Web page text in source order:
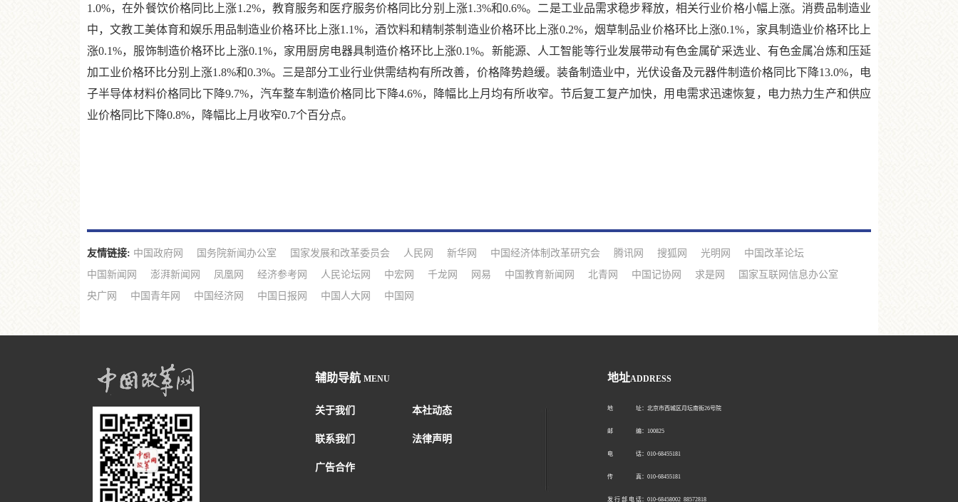
1.0%，在外餐饮价格同比上涨1.2%，教育服务和医疗服务价格同比分别上涨1.3%和0.6%。二是工业品需求稳步释放，相关行业价格小幅上涨。消费品制造业
中，文教工美体育和娱乐用品制造业价格环比上涨1.1%，酒饮料和精制茶制造业价格环比上涨0.2%，烟草制品业价格环比上涨0.1%，家具制造业价格环比上
涨0.1%，服饰制造价格环比上涨0.1%，家用厨房电器具制造价格环比上涨0.1%。新能源、人工智能等行业发展带动有色金属矿采选业、有色金属冶炼和压延
加工业价格环比分别上涨1.8%和0.3%。三是部分工业行业供需结构有所改善，价格降势趋缓。装备制造业中，光伏设备及元器件制造价格同比下降13.0%，电
子半导体材料价格同比下降9.7%，汽车整车制造价格同比下降4.6%，降幅比上月均有所收窄。节后复工复产加快，用电需求迅速恢复，电力热力生产和供应
业价格同比下降0.8%，降幅比上月收窄0.7个百分点。
友情链接: 中国政府网 国务院新闻办公室 国家发展和改革委员会 人民网 新华网 中国经济体制改革研究会 腾讯网 搜狐网 光明网
中国改革论坛
中国新闻网
澎湃新闻网 凤凰网 经济参考网 人民论坛网 中宏网 千龙网 网易 中国教育新闻网 北青网 中国记协网 求是网
国家互联网信息办公室
央广网
中国青年网 中国经济网 中国日报网 中国人大网 中国网
辅助导航 MENU
关于我们 本社动态
联系我们 法律声明
广告合作
地址ADDRESS
地 址：北京市西城区月坛南街26号院
邮 编：100825
电 话：010-68455181
传 真：010-68455181
发 行 部 电 话：010-68458002 88572818